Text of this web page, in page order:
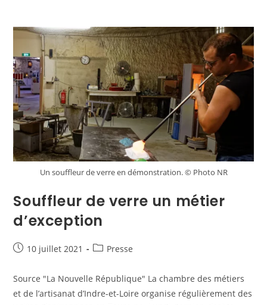
Un souffleur de verre en démonstration. © Photo NR
Souffleur de verre un métier
d’exception
10 juillet 2021 Presse
Source "La Nouvelle République" La chambre des métiers
et de l’artisanat d’Indre-et-Loire organise régulièrement des